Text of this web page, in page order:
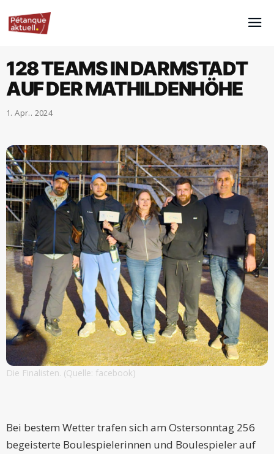
128 TEAMS IN DARMSTADT
AUF DER MATHILDENHÖHE
1. Apr.. 2024
Die Finalisten. (Quelle: facebook)
Bei bestem Wetter trafen sich am Ostersonntag 256
begeisterte Boulespielerinnen und Boulespieler auf